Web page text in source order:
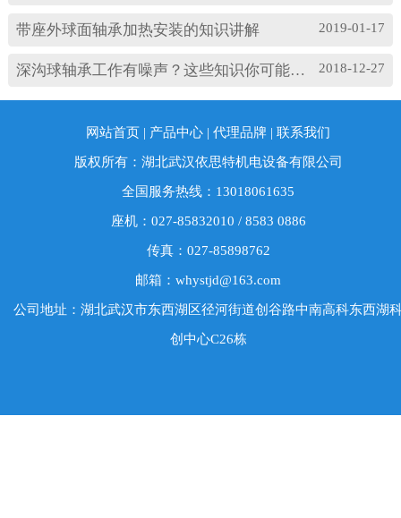
2019-01-17
带座外球面轴承加热安装的知识讲解
2018-12-27
深沟球轴承工作有噪声？这些知识你可能忽略了
网站首页 | 产品中心 |代理品牌 |联系我们
版权所有：湖北武汉依思特机电设备有限公司
全国服务热线：13018061635
座机：027-85832010 / 8583 0886
传真：027-85898762
邮箱：whystjd@163.com
公司地址：湖北武汉市东西湖区径河街道创谷路中南高科东西湖
创中心C26栋